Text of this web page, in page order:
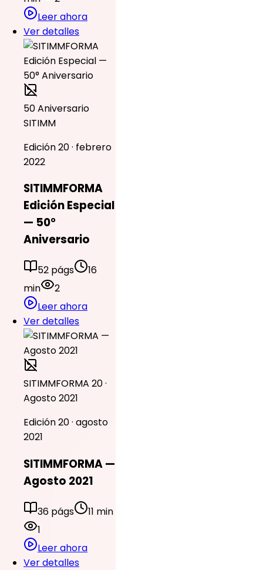
Leer ahora
Ver detalles
50 Aniversario
SITIMM
Edición 20 · febrero
2022
SITIMMFORMA
Edición Especial
— 50°
Aniversario
52 págs
16
min
2
Leer ahora
Ver detalles
SITIMMFORMA 20 ·
Agosto 2021
Edición 20 · agosto
2021
SITIMMFORMA —
Agosto 2021
36 págs
11 min
1
Leer ahora
Ver detalles